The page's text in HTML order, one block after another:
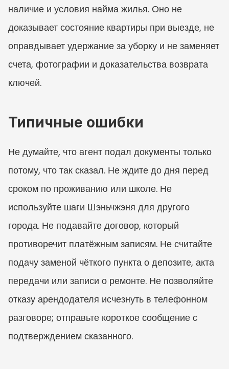
наличие и условия найма жилья. Оно не
доказывает состояние квартиры при выезде, не
оправдывает удержание за уборку и не заменяет
счета, фотографии и доказательства возврата
ключей.
Типичные ошибки
Не думайте, что агент подал документы только
потому, что так сказал. Не ждите до дня перед
сроком по проживанию или школе. Не
используйте шаги Шэньчжэня для другого
города. Не подавайте договор, который
противоречит платёжным записям. Не считайте
подачу заменой чёткого пункта о депозите, акта
передачи или записи о ремонте. Не позволяйте
отказу арендодателя исчезнуть в телефонном
разговоре; отправьте короткое сообщение с
подтверждением сказанного.